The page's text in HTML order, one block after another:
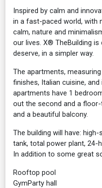
Inspired by calm and
in a fast-paced world, with
calm, nature and
our lives. X® TheBuilding
deserve, in a simpler way.
The apartments,
finishes, Italian cuisine,
apartments have 1
out the second and a
and a beautiful balcony.
The building will have:
tank, total power plant, 24-
In addition to some great
Rooftop pool
GymParty hall